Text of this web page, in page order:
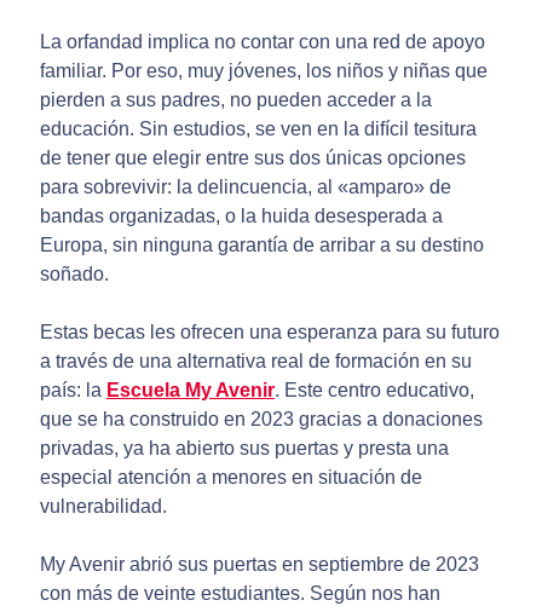
La orfandad implica no contar con una red de apoyo
familiar. Por eso, muy jóvenes, los niños y niñas que
pierden a sus padres, no pueden acceder a la
educación. Sin estudios, se ven en la difícil tesitura
de tener que elegir entre sus dos únicas opciones
para sobrevivir: la delincuencia, al «amparo» de
bandas organizadas, o la huida desesperada a
Europa, sin ninguna garantía de arribar a su destino
soñado.
Estas becas les ofrecen una esperanza para su futuro
a través de una alternativa real de formación en su
país: la Escuela My Avenir. Este centro educativo,
que se ha construido en 2023 gracias a donaciones
privadas, ya ha abierto sus puertas y presta una
especial atención a menores en situación de
vulnerabilidad.
My Avenir abrió sus puertas en septiembre de 2023
con más de veinte estudiantes. Según nos han